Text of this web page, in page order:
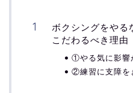
ボクシングをやる
こだわるべき理由
①やる気に影響
②練習に支障を